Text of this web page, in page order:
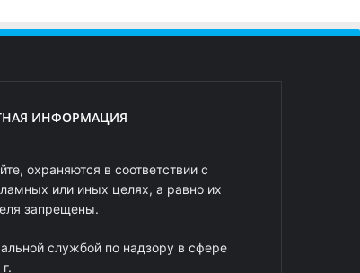
ИНФОРМАЦИЯ
охраняются в соответствии с
или иных целях, а равно их
запрещены.
службой по надзору в сфере